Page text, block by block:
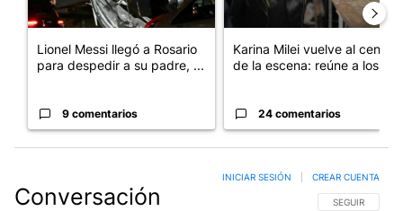
Lionel Messi llegó a Rosario
para despedir a su padre, ...
9 comentarios
Karina Milei vuelve al centro
de la escena: reúne a los...
24 comentarios
Conversación SIGA ESTA
SEGUIR
INICIAR SESIÓN CREAR CUENTA